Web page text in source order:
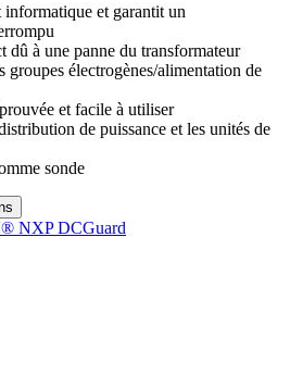
informatique et garantit un
dû à une panne du transformateur
groupes électrogènes/alimentation de
et facile à utiliser
de puissance et les unités de
sonde
NXP DCGuard